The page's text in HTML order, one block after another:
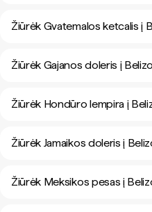
Žiūrėk Gvatemalos ketcalis į
Žiūrėk Gajanos doleris į
Žiūrėk Hondūro lempira į
Žiūrėk Jamaikos doleris į
Žiūrėk Meksikos pesas į